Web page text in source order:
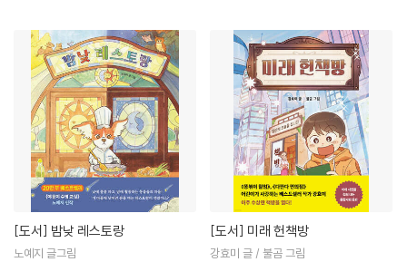
[도서] 밤낮 레스토랑
노예지 글그림
[도서] 미래 헌책방
강효미 글 / 불곰 그림